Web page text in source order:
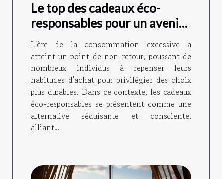
Le top des cadeaux éco-
responsables pour un avenir
durable
L'ère de la consommation excessive a
atteint un point de non-retour, poussant de
nombreux individus à repenser leurs
habitudes d'achat pour privilégier des choix
plus durables. Dans ce contexte, les cadeaux
éco-responsables se présentent comme une
alternative séduisante et consciente,
alliant...